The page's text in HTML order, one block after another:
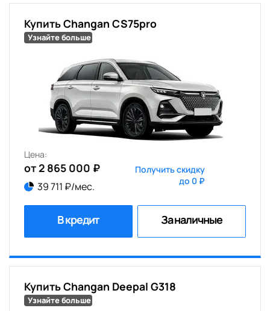
Купить Changan CS75pro
Узнайте больше
Цена:
от 2 865 000 ₽
39 711 ₽/мес.
Получить скидку
до 0 ₽
В кредит За наличные
Купить Changan Deepal G318
Узнайте больше